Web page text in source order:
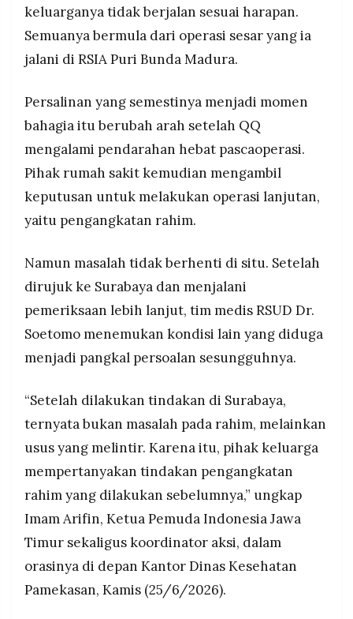
MEDIA
PRAMUDITA
PT.
RESOLUSI
MEDIA
PRAMUDITA
tersebut.
Dinkes Pamekasan menyatakan investigasi masih
berlangsung bersama IDI dan komite medik
Dinkes.
keluarganya tidak berjalan sesuai harapan.
Semuanya bermula dari operasi sesar yang ia
jalani di RSIA Puri Bunda Madura.
Persalinan yang semestinya menjadi momen
bahagia itu berubah arah setelah QQ
mengalami pendarahan hebat pascaoperasi.
Pihak rumah sakit kemudian mengambil
keputusan untuk melakukan operasi lanjutan,
yaitu pengangkatan rahim.
Namun masalah tidak berhenti di situ. Setelah
dirujuk ke Surabaya dan menjalani
pemeriksaan lebih lanjut, tim medis RSUD Dr.
Soetomo menemukan kondisi lain yang diduga
menjadi pangkal persoalan sesungguhnya.
“Setelah dilakukan tindakan di Surabaya,
ternyata bukan masalah pada rahim, melainkan
usus yang melintir. Karena itu, pihak keluarga
mempertanyakan tindakan pengangkatan
rahim yang dilakukan sebelumnya,” ungkap
Imam Arifin, Ketua Pemuda Indonesia Jawa
Timur sekaligus koordinator aksi, dalam
orasinya di depan Kantor Dinas Kesehatan
Pamekasan, Kamis (25/6/2026).